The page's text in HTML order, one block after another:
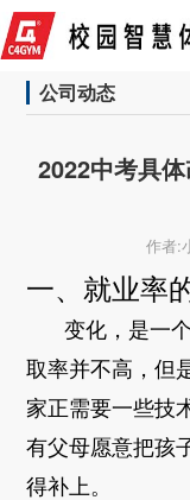
公司动态
2022中考具
作者:
一、就业率
变化，是一
取率并不高，但
家正需要一些技
有父母愿意把孩
得补上。